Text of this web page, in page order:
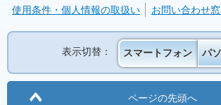
使用条件・個人情報の取扱い お問い合わせ窓
表示切替： スマートフォン パ
ページの先頭へ